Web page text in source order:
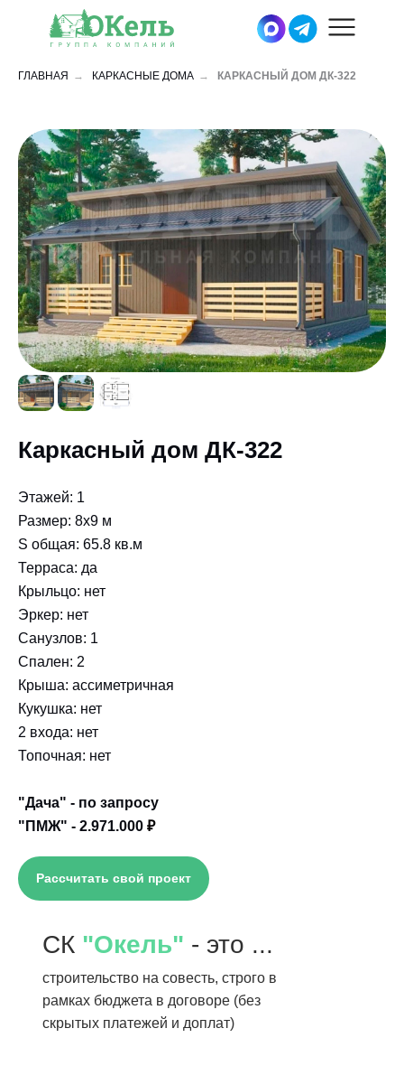
ГЛАВНАЯ → КАРКАСНЫЕ ДОМА → КАРКАСНЫЙ ДОМ ДК-322
Каркасный дом ДК-322
Этажей: 1
Размер: 8х9 м
S общая: 65.8 кв.м
Терраса: да
Крыльцо: нет
Эркер: нет
Санузлов: 1
Спален: 2
Крыша: ассиметричная
Кукушка: нет
2 входа: нет
Топочная: нет
"Дача" - по запросу
"ПМЖ" - 2.971.000 ₽
Рассчитать свой проект
СК "Окель" - это ...
строительство на совесть, строго в
рамках бюджета в договоре (без
скрытых платежей и доплат)